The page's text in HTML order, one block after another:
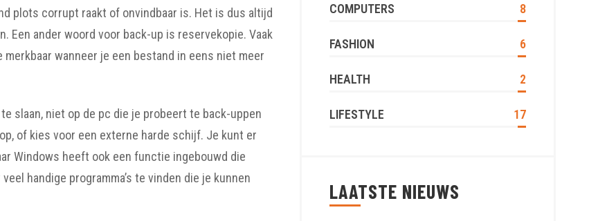
plots corrupt raakt of onvindbaar is. Het is dus altijd
Een ander woord voor back-up is reservekopie. Vaak
wanneer je een bestand in eens niet meer
slaan, niet op de pc die je probeert te back-uppen
of kies voor een externe harde schijf. Je kunt er
Windows heeft ook een functie ingebouwd die
handige programma’s te vinden die je kunnen
COMPUTERS 8
FASHION 6
HEALTH 2
LIFESTYLE 17
LAATSTE NIEUWS